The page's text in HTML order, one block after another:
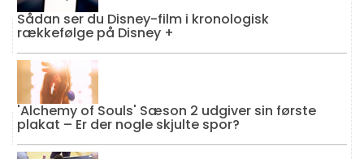
Sådan ser du Disney-film i kronologisk
rækkefølge på Disney +
'Alchemy of Souls' Sæson 2 udgiver sin første
plakat – Er der nogle skjulte spor?